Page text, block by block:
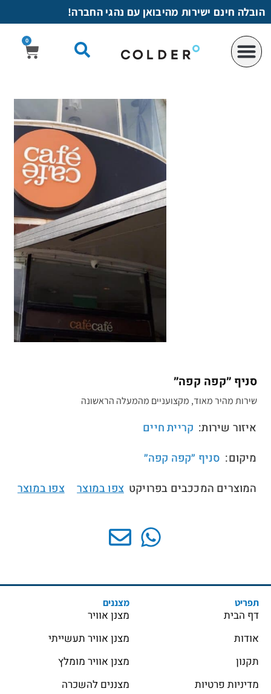
לתוכן
הובלה חינם ישירות מהיבואן עם נהגי החברה!
0
סניף ״קפה קפה״
שירות מהיר מאוד, מקצועניים מהמעלה הראשונה
איזור שירות: קריית חיים
מיקום: סניף ״קפה קפה״
המוצרים המככבים בפרויקט צפו במוצר צפו במוצר
תפריט
דף הבית
אודות
תקנון
מדיניות פרטיות
מצננים
מצנן אוויר
מצנן אוויר תעשייתי
מצנן אוויר מומלץ
מצננים להשכרה